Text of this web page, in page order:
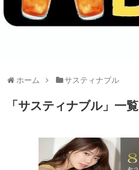
ホーム サスティナブル
「 サスティナブル」 一覧